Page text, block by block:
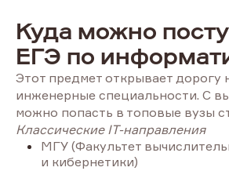
Куда можно
ЕГЭ по
Этот предмет открывает дорогу
инженерные специальности. С
можно попасть в топовые вузы
Классические IT-направления
МГУ (Факультет
и кибернетики)